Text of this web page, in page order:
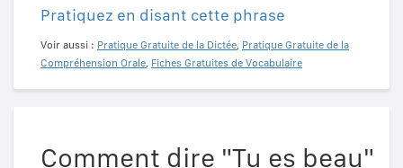
Pratiquez en disant cette phrase
Voir aussi : Pratique Gratuite de la Dictée, Pratique Gratuite de la
Compréhension Orale, Fiches Gratuites de Vocabulaire
Comment dire "Tu es beau"